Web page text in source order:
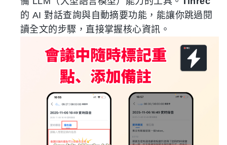
的 AI 對話查詢與自動摘要功能，能讓你跳過閱
讀全文的步驟，直接掌握核心資訊。